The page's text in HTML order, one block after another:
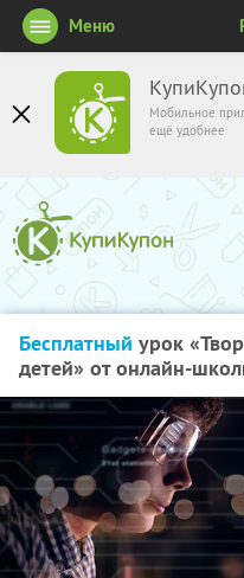
Мобильное
ещё удобнее
Меню
Бесплатный урок
детей» от онлайн-